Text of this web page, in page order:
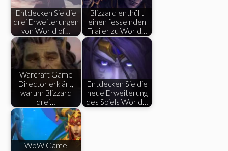
Entdecken Sie die
drei Erweiterungen
von World of…
Blizzard enthüllt
einen fesselnden
Trailer zu World…
Warcraft Game
Director erklärt,
warum Blizzard
drei…
Entdecken Sie die
neue Erweiterung
des Spiels World…
WoW Game